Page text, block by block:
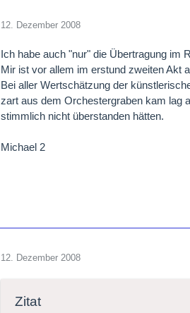
12. Dezember 2008
Ich habe auch "nur" die Übertragung im
Mir ist vor allem im erstund zweiten Akt
Bei aller Wertschätzung der
zart aus dem Orchestergraben kam lag
stimmlich nicht überstanden hätten.
Michael 2
12. Dezember 2008
Zitat